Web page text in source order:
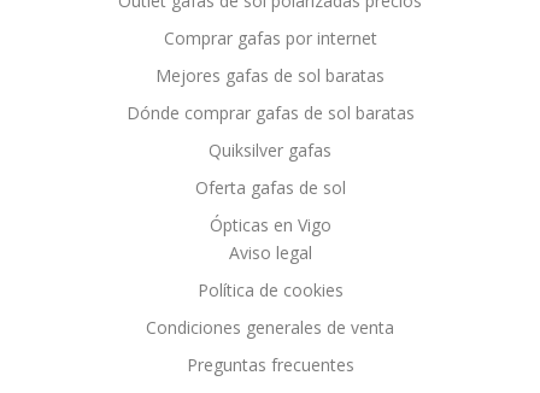
Comprar gafas por internet
Mejores gafas de sol baratas
Dónde comprar gafas de sol baratas
Quiksilver gafas
Oferta gafas de sol
Ópticas en Vigo
Aviso legal
Política de cookies
Condiciones generales de venta
Preguntas frecuentes